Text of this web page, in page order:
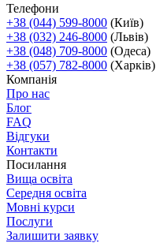
Телефони
+38 (044) 599-8000 (Київ)
+38 (032) 246-8000 (Львів)
+38 (048) 709-8000 (Одеса)
+38 (057) 782-8000 (Харків)
Компанія
Про нас
Блог
FAQ
Відгуки
Контакти
Посилання
Вища освіта
Середня освіта
Мовні курси
Послуги
Залишити заявку